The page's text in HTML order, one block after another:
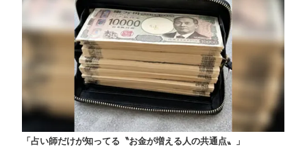
「占い師だけが知ってる〝お金が増える人の共通点〟」